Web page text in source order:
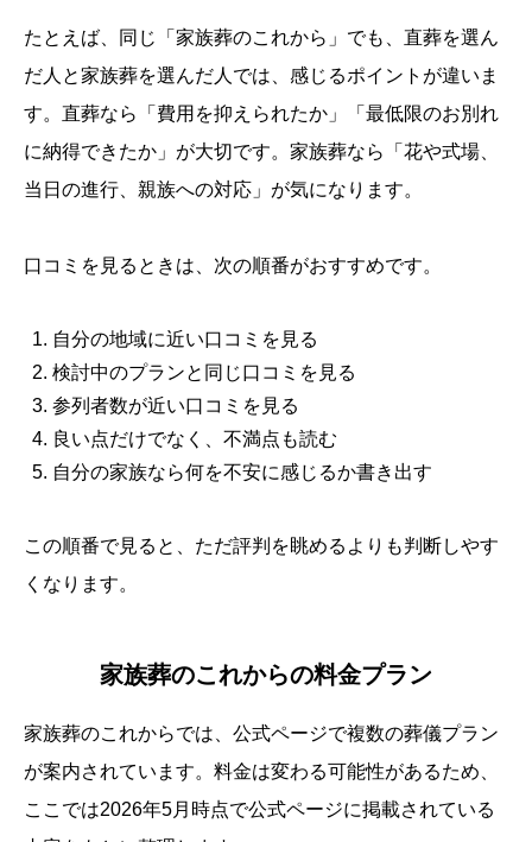
たとえば、同じ「家族葬のこれから」でも、直葬を選ん
だ人と家族葬を選んだ人では、感じるポイントが違いま
す。直葬なら「費用を抑えられたか」「最低限のお別れ
に納得できたか」が大切です。家族葬なら「花や式場、
当日の進行、親族への対応」が気になります。
口コミを見るときは、次の順番がおすすめです。
自分の地域に近い口コミを見る
検討中のプランと同じ口コミを見る
参列者数が近い口コミを見る
良い点だけでなく、不満点も読む
自分の家族なら何を不安に感じるか書き出す
この順番で見ると、ただ評判を眺めるよりも判断しやす
くなります。
家族葬のこれからの料金プラン
家族葬のこれからでは、公式ページで複数の葬儀プラン
が案内されています。料金は変わる可能性があるため、
ここでは2026年5月時点で公式ページに掲載されている